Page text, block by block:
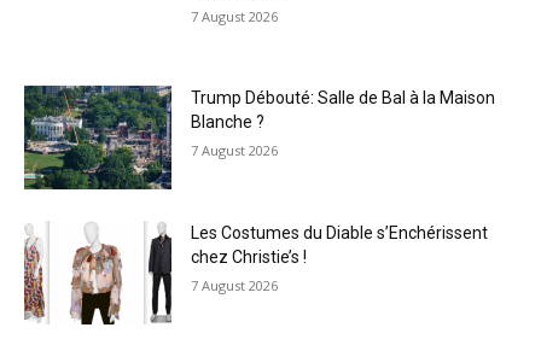
7 August 2026
Trump Débouté: Salle de Bal à la Maison
Blanche ?
7 August 2026
Les Costumes du Diable s’Enchérissent
chez Christie’s !
7 August 2026